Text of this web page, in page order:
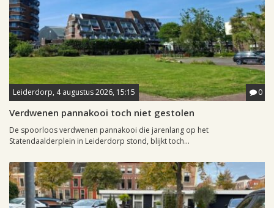
Leiderdorp, 4 augustus 2026, 15:15 0
Verdwenen pannakooi toch niet gestolen
De spoorloos verdwenen pannakooi die jarenlang op het
Statendaalderplein in Leiderdorp stond, blijkt toch...